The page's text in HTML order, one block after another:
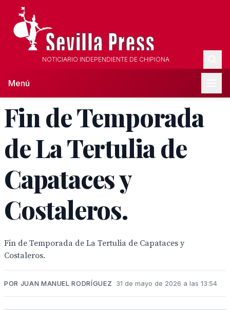
NOTICIARIO INDEPENDIENTE DE CHIPIONA
Menú
Fin de Temporada
de La Tertulia de
Capataces y
Costaleros.
Fin de Temporada de La Tertulia de Capataces y
Costaleros.
POR JUAN MANUEL RODRÍGUEZ 31 de mayo de 2026 a las 13:54